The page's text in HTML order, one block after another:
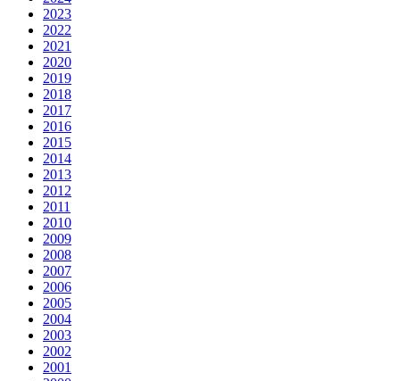
2023
2022
2021
2020
2019
2018
2017
2016
2015
2014
2013
2012
2011
2010
2009
2008
2007
2006
2005
2004
2003
2002
2001